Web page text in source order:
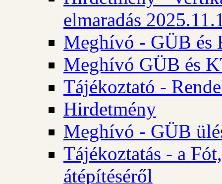
elmaradás
Meghívó - GÜB és
Meghívó GÜB és
Tájékoztató -
Hirdetmény
Meghívó - GÜB
Tájékoztatás - a
átépítéséről